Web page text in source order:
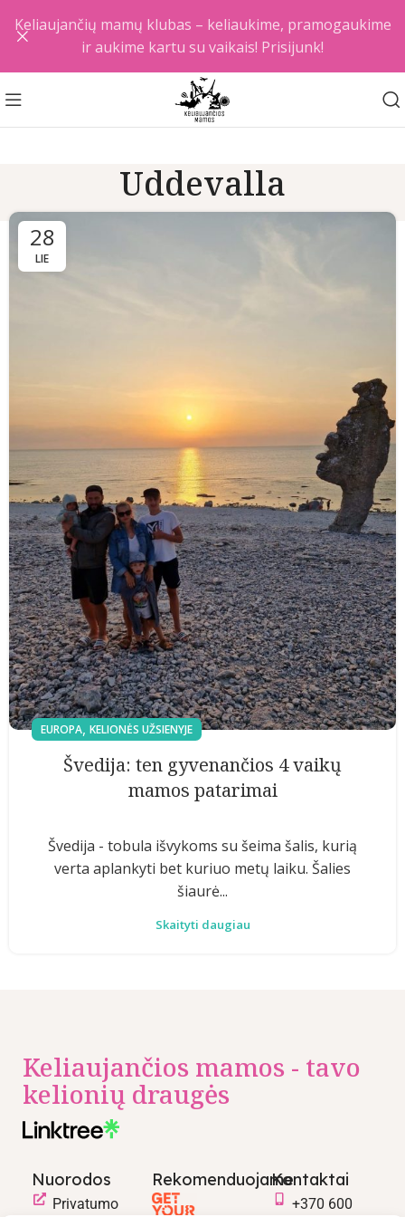
Uddevalla
28
LIE
EUROPA, KELIONĖS UŽSIENYJE
Švedija: ten gyvenančios 4 vaikų
mamos patarimai
Švedija - tobula išvykoms su šeima šalis, kurią
verta aplankyti bet kuriuo metų laiku. Šalies
šiaurė...
Skaityti daugiau
Keliaujančios mamos - tavo
kelionių draugės
Nuorodos
Privatumo
RekomenduojameKontaktai
+370 600
Keliaujančių mamų klubas – keliaukime, pramogaukime
ir aukime kartu su vaikais! Prisijunk!